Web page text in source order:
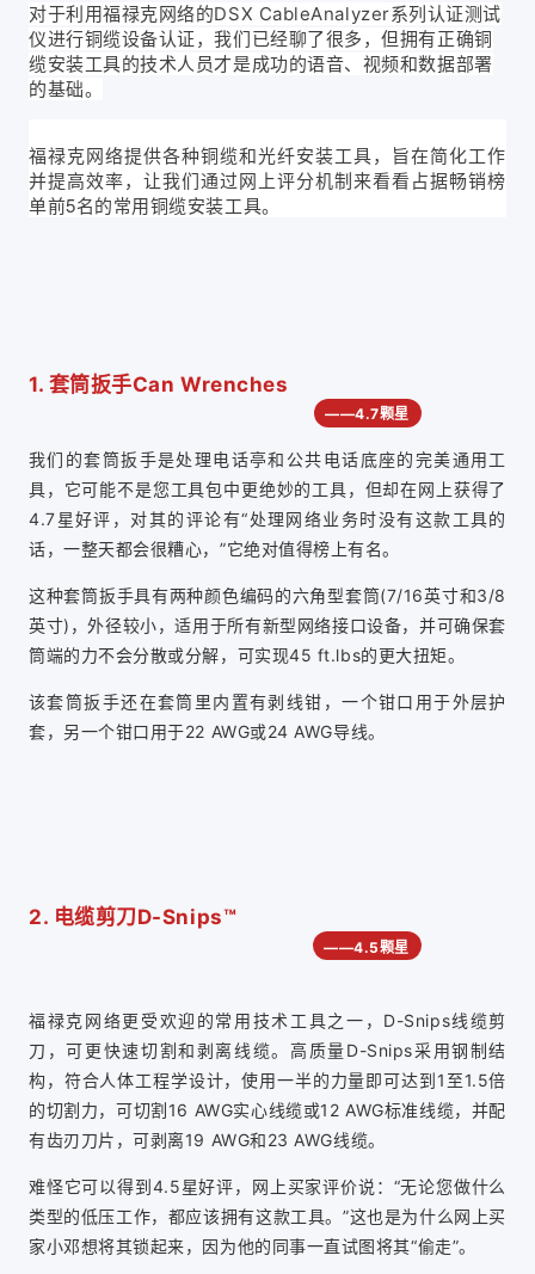
对于利用福禄克网络的DSX CableAnalyzer系列认证测试
仪进行铜缆设备认证，我们已经聊了很多，但拥有正确铜
缆安装工具的技术人员才是成功的语音、视频和数据部署
的基础。
福禄克网络提供各种铜缆和光纤安装工具，旨在简化工作
并提高效率，让我们通过网上评分机制来看看占据畅销榜
单前5名的常用铜缆安装工具。
1. 套筒扳手Can Wrenches
——4.7颗星
我们的套筒扳手是处理电话亭和公共电话底座的完美通用工
具，它可能不是您工具包中更绝妙的工具，但却在网上获得了
4.7星好评，对其的评论有“处理网络业务时没有这款工具的
话，一整天都会很糟心，”它绝对值得榜上有名。
这种套筒扳手具有两种颜色编码的六角型套筒(7/16英寸和3/8
英寸)，外径较小，适用于所有新型网络接口设备，并可确保套
筒端的力不会分散或分解，可实现45 ft.lbs的更大扭矩。
该套筒扳手还在套筒里内置有剥线钳，一个钳口用于外层护
套，另一个钳口用于22 AWG或24 AWG导线。
2. 电缆剪刀D-Snips™
——4.5颗星
福禄克网络更受欢迎的常用技术工具之一，D-Snips线缆剪
刀，可更快速切割和剥离线缆。高质量D-Snips采用钢制结
构，符合人体工程学设计，使用一半的力量即可达到1至1.5倍
的切割力，可切割16 AWG实心线缆或12 AWG标准线缆，并配
有齿刃刀片，可剥离19 AWG和23 AWG线缆。
难怪它可以得到4.5星好评，网上买家评价说：“无论您做什么
类型的低压工作，都应该拥有这款工具。”这也是为什么网上买
家小邓想将其锁起来，因为他的同事一直试图将其“偷走”。